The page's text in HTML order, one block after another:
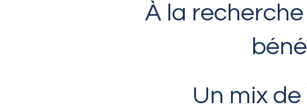
À la
Un mix